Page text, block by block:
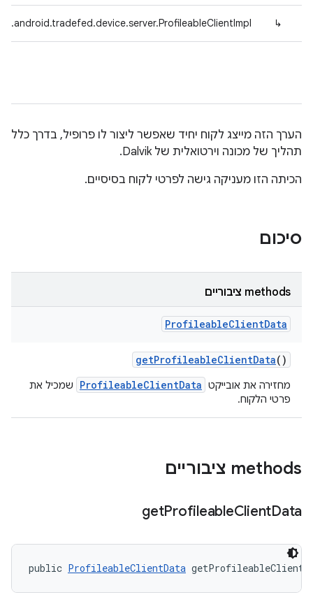
↳
הערך הזה מייצג לקוח יחיד שאפשר ליצור לו פרופיל, בדרך כלל
תהליך של מכונה וירטואלית של Dalvik.
הכיתה הזו מעניקה גישה לפרטי לקוח בסיסיים.
סיכום
‫methods ציבוריים
ProfileableClientData
getProfileableClientData()
מחזירה את אובייקט ProfileableClientData
שמכיל את
פרטי הלקוח.
‫methods ציבוריים
getProfileableClientData
public ProfileableClientData